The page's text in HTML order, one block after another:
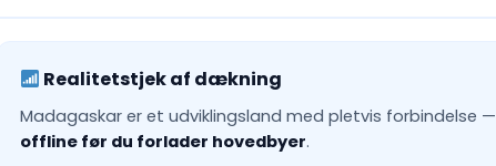
Realitetstjek af dækning
Madagaskar er et udviklingsland med pletvis forbindelse —
offline før du forlader hovedbyer.